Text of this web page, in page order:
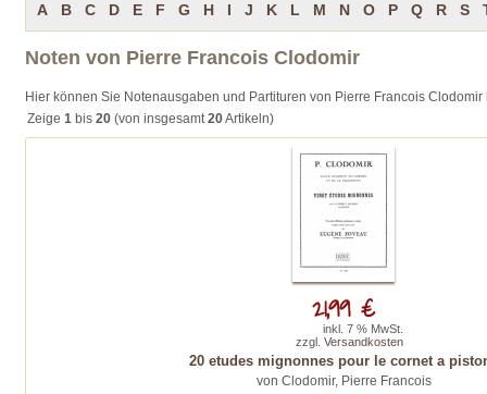
A
B C D E F G H I J K L M N O P Q R S
Noten von Pierre Francois Clodomir
Hier können Sie Notenausgaben und Partituren von Pierre Francois Clodomir
Zeige 1 bis 20 (von insgesamt20Artikeln)
20 etudes mignonnes pour le cornet a
von Clodomir, Pierre Francois
21,99 €
inkl. 7 % MwSt.
zzgl. Versandkosten